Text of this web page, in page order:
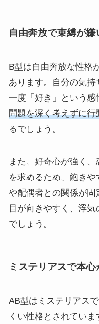
自由奔放で束縛が嫌
B型は自由奔放な性格
あります。自分の気持
一度「好き」という感
問題を深く考えずに行
るでしょう。
また、好奇心が強く
を求めるため、飽き
や配偶者との関係が
目が向きやすく、浮
でしょう。
ミステリアスで本
AB型はミステリアス
くい性格とされてい